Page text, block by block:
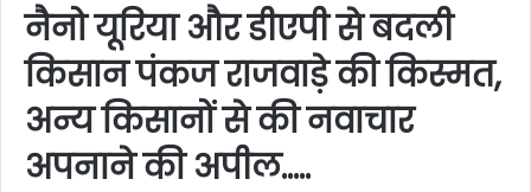
नैनो यूरिया और डीएपी से बदली
किसान पंकज राजवाड़े की किस्मत,
अन्य किसानों से की नवाचार
अपनाने की अपील…..